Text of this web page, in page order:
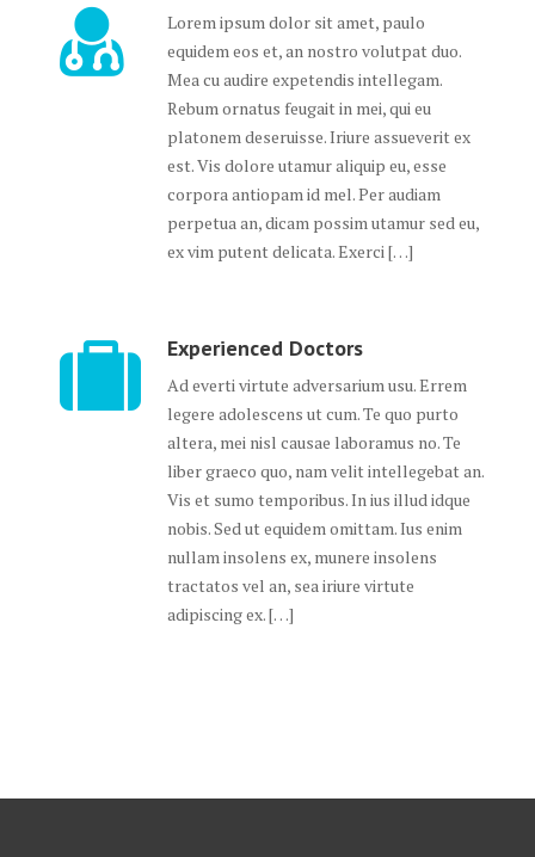
Lorem ipsum dolor sit amet, paulo
equidem eos et, an nostro volutpat duo.
Mea cu audire expetendis intellegam.
Rebum ornatus feugait in mei, qui eu
platonem deseruisse. Iriure assueverit ex
est. Vis dolore utamur aliquip eu, esse
corpora antiopam id mel. Per audiam
perpetua an, dicam possim utamur sed eu,
ex vim putent delicata. Exerci […]
Experienced Doctors
Ad everti virtute adversarium usu. Errem
legere adolescens ut cum. Te quo purto
altera, mei nisl causae laboramus no. Te
liber graeco quo, nam velit intellegebat an.
Vis et sumo temporibus. In ius illud idque
nobis. Sed ut equidem omittam. Ius enim
nullam insolens ex, munere insolens
tractatos vel an, sea iriure virtute
adipiscing ex. […]